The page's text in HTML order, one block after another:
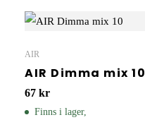
AIR
AIR Dimma mix 10
67 kr
Finns i lager,